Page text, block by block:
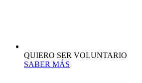
QUIERO SER VOLUNTARIO
SABER MÁS